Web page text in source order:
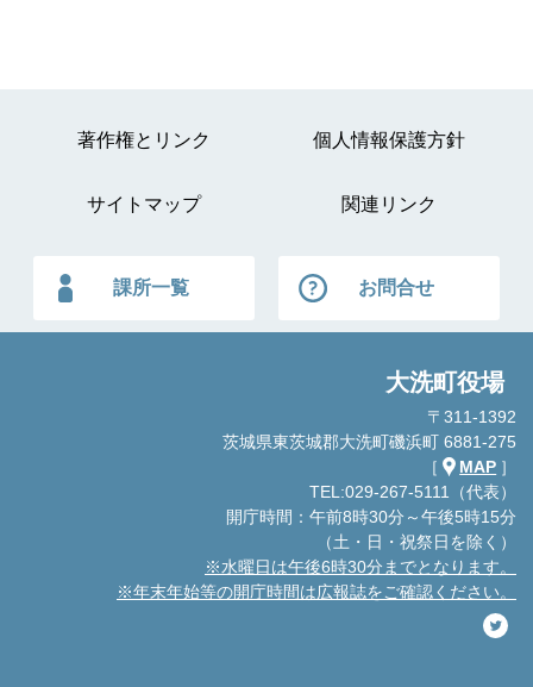
著作権とリンク 個人情報保護方針
サイトマップ 関連リンク
課所一覧 お問合せ
大洗町役場
〒311-1392
茨城県東茨城郡大洗町磯浜町 6881-275
［
MAP ］
TEL:029-267-5111（代表）
開庁時間：午前8時30分～午後5時15分
（土・日・祝祭日を除く）
※水曜日は午後6時30分までとなります。
※年末年始等の開庁時間は広報誌をご確認ください。